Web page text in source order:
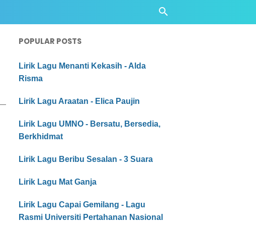
POPULAR POSTS
Lirik Lagu Menanti Kekasih - Alda
Risma
Lirik Lagu Araatan - Elica Paujin
Lirik Lagu UMNO - Bersatu, Bersedia,
Berkhidmat
Lirik Lagu Beribu Sesalan - 3 Suara
Lirik Lagu Mat Ganja
Lirik Lagu Capai Gemilang - Lagu
Rasmi Universiti Pertahanan Nasional